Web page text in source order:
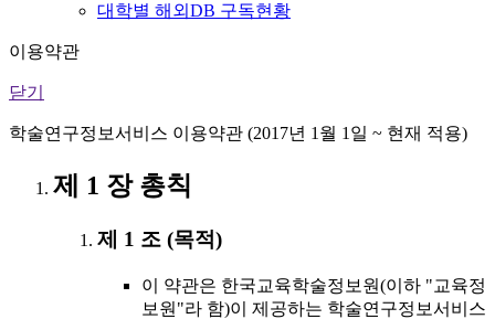
대학별 해외DB 구독현황
이용약관
닫기
학술연구정보서비스 이용약관 (2017년 1월 1일 ~ 현재 적용)
제 1 장 총칙
제 1 조 (목적)
이 약관은 한국교육학술정보원(이하 "교육정
보원"라 함)이 제공하는 학술연구정보서비스